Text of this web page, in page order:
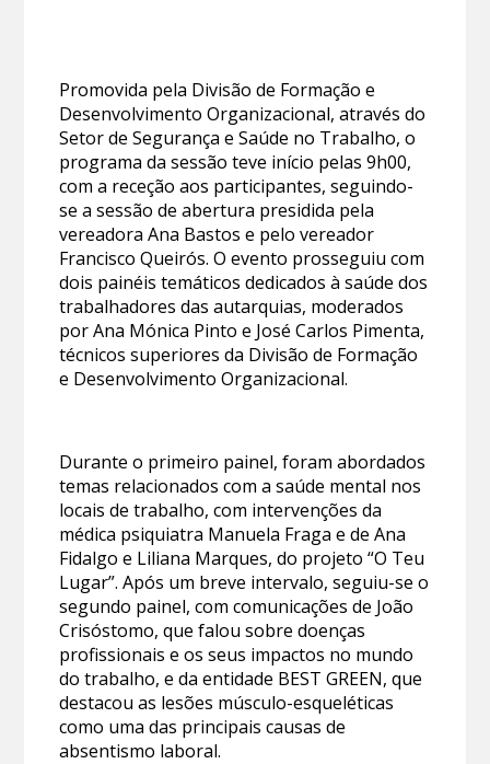
Promovida pela Divisão de Formação e
Desenvolvimento Organizacional, através do
Setor de Segurança e Saúde no Trabalho, o
programa da sessão teve início pelas 9h00,
com a receção aos participantes, seguindo-
se a sessão de abertura presidida pela
vereadora Ana Bastos e pelo vereador
Francisco Queirós. O evento prosseguiu com
dois painéis temáticos dedicados à saúde dos
trabalhadores das autarquias, moderados
por Ana Mónica Pinto e José Carlos Pimenta,
técnicos superiores da Divisão de Formação
e Desenvolvimento Organizacional.
Durante o primeiro painel, foram abordados
temas relacionados com a saúde mental nos
locais de trabalho, com intervenções da
médica psiquiatra Manuela Fraga e de Ana
Fidalgo e Liliana Marques, do projeto “O Teu
Lugar”. Após um breve intervalo, seguiu-se o
segundo painel, com comunicações de João
Crisóstomo, que falou sobre doenças
profissionais e os seus impactos no mundo
do trabalho, e da entidade BEST GREEN, que
destacou as lesões músculo-esqueléticas
como uma das principais causas de
absentismo laboral.